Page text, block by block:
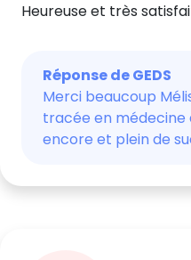
Heureuse et très
Réponse de GEDS
Merci beaucoup
tracée en médecine
encore et plein de